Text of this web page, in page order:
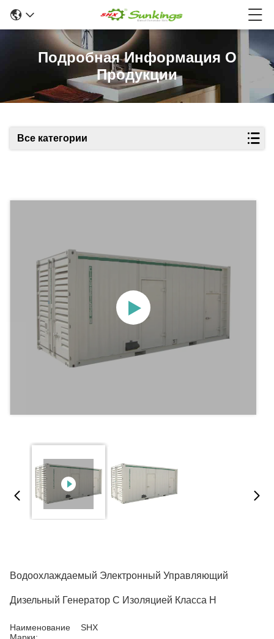
Подробная Информация О
Продукции
Все категории
Водоохлаждаемый Электронный Управляющий
Дизельный Генератор С Изоляцией Класса H
Наименование
SHX